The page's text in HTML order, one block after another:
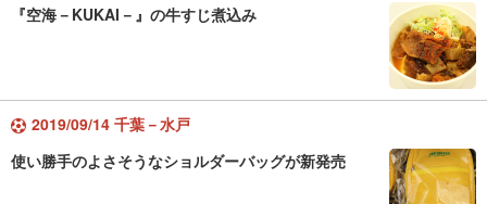
『空海－KUKAI－』の牛すじ煮込み
2019/09/14 千葉－水戸
使い勝手のよさそうなショルダーバッグが新発売